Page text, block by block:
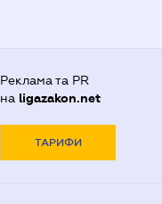
Реклама та PR
на ligazakon.net
ТАРИФИ